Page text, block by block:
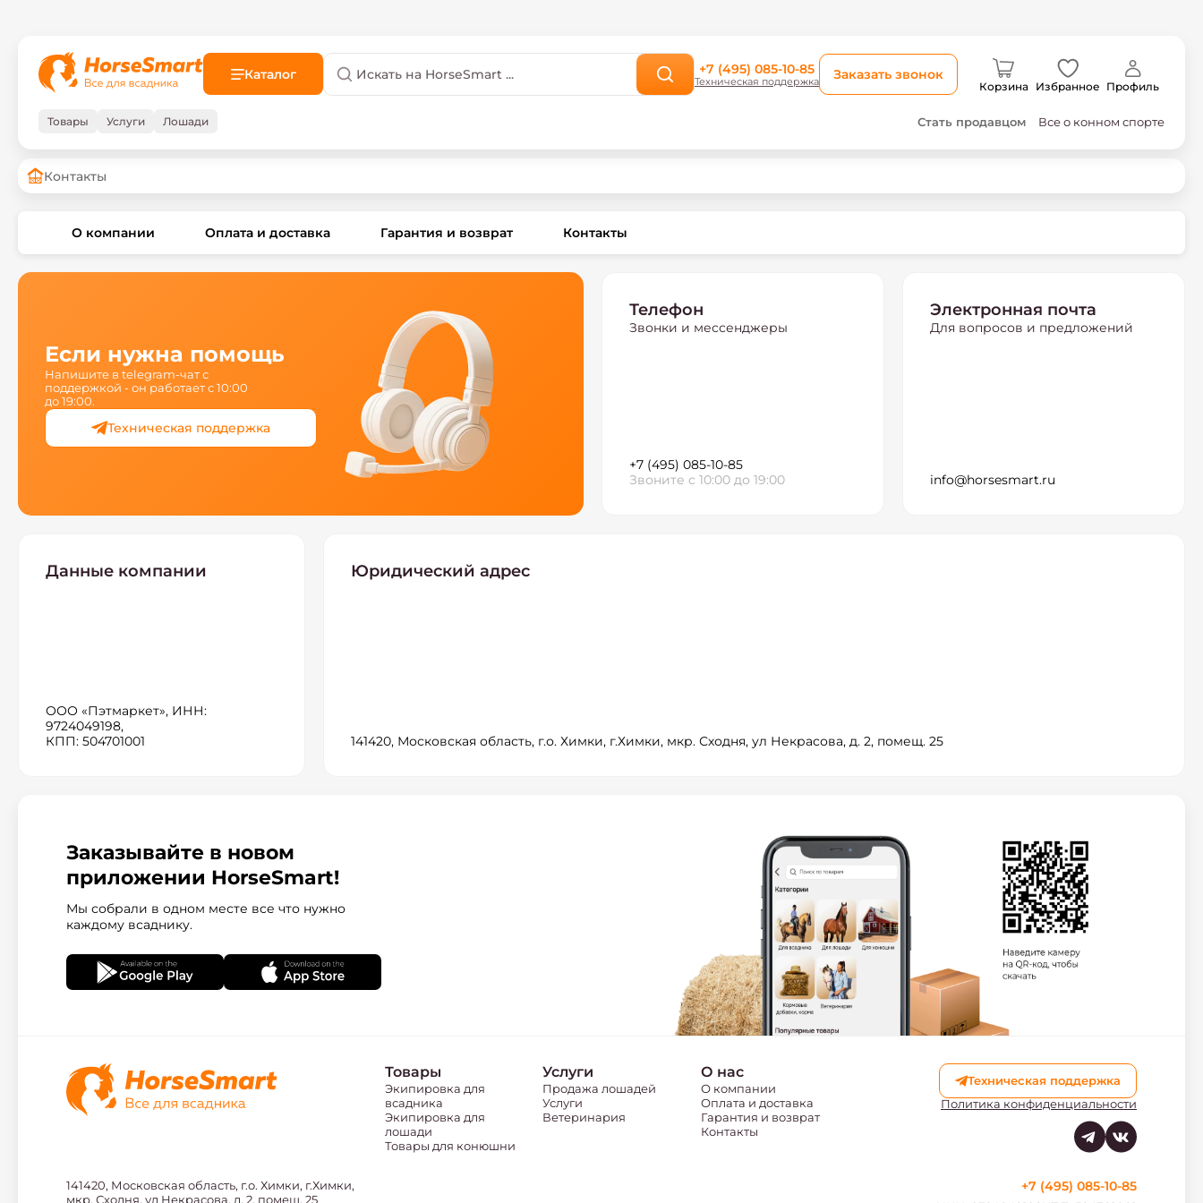
Каталог +7 (495) 085-10-85
Техническая поддержка Заказать звонок
Корзина Избранное Профиль
Товары Услуги Лошади Стать продавцом Все о конном спорте
Контакты
О компании Оплата и доставка Гарантия и возврат Контакты
Если нужна помощь
Напишите в telegram-чат с
поддержкой - он работает с 10:00
до 19:00.
Техническая поддержка
Телефон
Звонки и мессенджеры
+7 (495) 085-10-85
Звоните с 10:00 до 19:00
Электронная почта
Для вопросов и предложений
info@horsesmart.ru
Данные компании
ООО «Пэтмаркет», ИНН:
9724049198,
КПП: 504701001
Юридический адрес
141420, Московская область, г.о. Химки, г.Химки, мкр. Сходня, ул Некрасова, д. 2, помещ. 25
Заказывайте в новом
приложении HorseSmart!
Мы собрали в одном месте все что нужно
каждому всаднику.
Товары
Экипировка для
всадника
Экипировка для
лошади
Товары для конюшни
Услуги
Продажа лошадей
Услуги
Ветеринария
О нас
О компании
Оплата и доставка
Гарантия и возврат
Контакты
Техническая поддержка
Политика конфиденциальности
141420, Московская область, г.о. Химки, г.Химки,
мкр. Сходня, ул Некрасова, д. 2, помещ. 25
+7 (495) 085-10-85